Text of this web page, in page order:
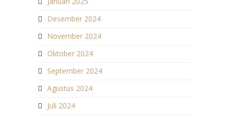
Desember 2024
November 2024
Oktober 2024
September 2024
Agustus 2024
Juli 2024